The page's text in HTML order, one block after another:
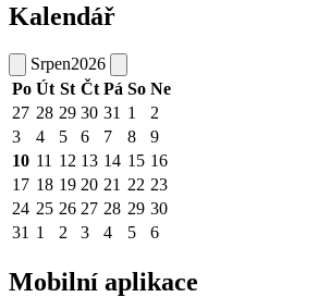
Kalendář
Srpen2026
Po Út St Čt Pá So Ne
27 28 29 30 31 1
2
3
4 5 6 7 8
9
10 11 12 13 14 15 16
17 18 19 20 21 22 23
24 25 26 27 28 29 30
31 1 2 3 4 5 6
Mobilní aplikace